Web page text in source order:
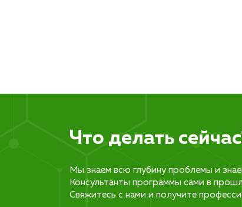
Что делать
Мы знаем всю глубину проблемы и
Консультанты программы сами в
Свяжитесь с нами и получите